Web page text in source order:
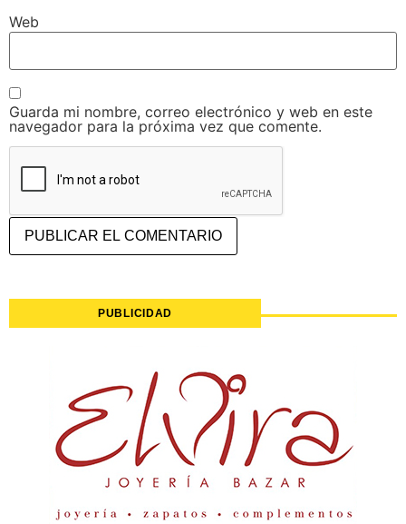
Web
Guarda mi nombre, correo electrónico y web en este
navegador para la próxima vez que comente.
PUBLICIDAD